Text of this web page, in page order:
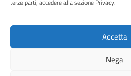
terze parti, accedere alla sezione Privacy.
Accetta
Nega
Instagram